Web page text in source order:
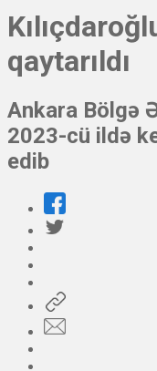
qaytarıldı
Ankara Bölgə
2023-cü ildə
edib